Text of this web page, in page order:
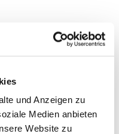
und Anzeigen zu
Medien anbieten
Website zu